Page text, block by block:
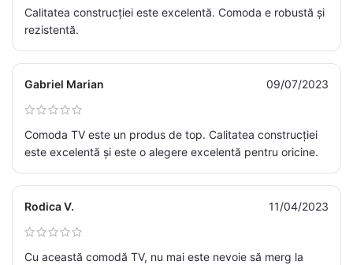
Calitatea construcției este excelentă. Comoda e robustă și
rezistentă.
Gabriel Marian 09/07/2023
Comoda TV este un produs de top. Calitatea construcției
este excelentă și este o alegere excelentă pentru oricine.
Rodica V. 11/04/2023
Cu această comodă TV, nu mai este nevoie să merg la